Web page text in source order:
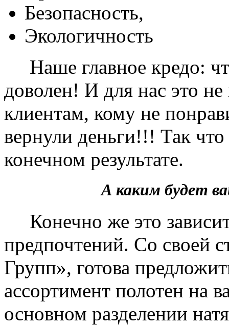
Безопасность,
Экологичность
Наше главное кредо:
доволен! И для нас это
клиентам, кому не
вернули деньги!!! Так
конечном результате.
А каким будет
Конечно же это
предпочтений. Со своей
Групп», готова
ассортимент полотен на
основном разделении